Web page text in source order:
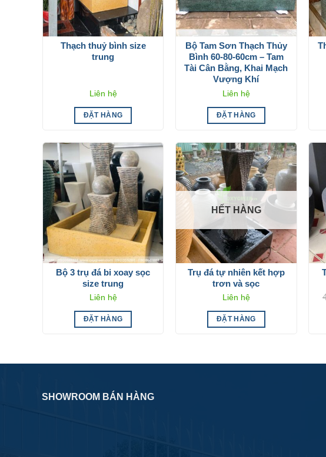
Thạch thuỷ bình size
trung
Liên hệ
ĐẶT HÀNG
Bộ Tam Sơn Thạch Thủy
Bình 60-80-60cm – Tam
Tài Cân Bằng, Khai Mạch
Vượng Khí
Liên hệ
ĐẶT HÀNG
Bộ 3 trụ đá bi xoay sọc
size trung
Liên hệ
ĐẶT HÀNG
HẾT HÀNG
Trụ đá tự nhiên kết hợp
trơn và sọc
Liên hệ
ĐẶT HÀNG
SHOWROOM BÁN HÀNG